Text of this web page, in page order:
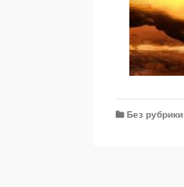
Без рубрики